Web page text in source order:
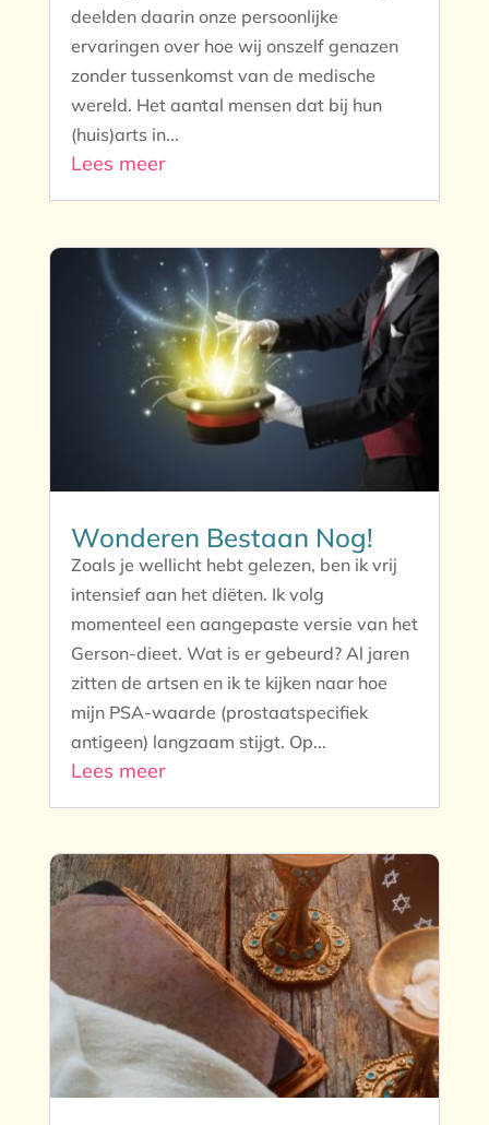
deelden daarin onze persoonlijke
ervaringen over hoe wij onszelf genazen
zonder tussenkomst van de medische
wereld. Het aantal mensen dat bij hun
(huis)arts in...
Lees meer
Wonderen Bestaan Nog!
Zoals je wellicht hebt gelezen, ben ik vrij
intensief aan het diëten. Ik volg
momenteel een aangepaste versie van het
Gerson-dieet. Wat is er gebeurd? Al jaren
zitten de artsen en ik te kijken naar hoe
mijn PSA-waarde (prostaatspecifiek
antigeen) langzaam stijgt. Op...
Lees meer